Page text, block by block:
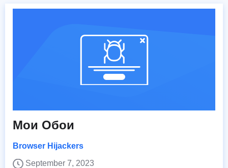
Мои Обои
Browser Hijackers
September 7, 2023